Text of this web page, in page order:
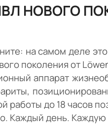
НОВОГО
на самом деле
поколения от
аппарат
работы до 18 часов
Каждый день. Каждую